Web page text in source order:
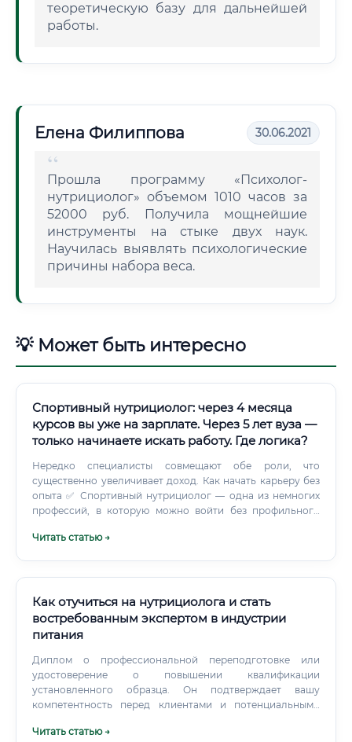
теоретическую базу для дальнейшей
работы.
Елена Филиппова 30.06.2021
Прошла программу «Психолог-
нутрициолог» объемом 1010 часов за
52000 руб. Получила мощнейшие
инструменты на стыке двух наук.
Научилась выявлять психологические
причины набора веса.
💡 Может быть интересно
Спортивный нутрициолог: через 4 месяца
курсов вы уже на зарплате. Через 5 лет вуза —
только начинаете искать работу. Где логика?
Нередко специалисты совмещают обе роли, что
существенно увеличивает доход. Как начать карьеру без
опыта ✅ Спортивный нутрициолог — одна из немногих
профессий, в которую можно войти без профильного
подтверждается тем, что данная деятельность не
Читать статью →
Как отучиться на нутрициолога и стать
востребованным экспертом в индустрии
питания
Диплом о профессиональной переподготовке или
удостоверение о повышении квалификации
установленного образца. Он подтверждает вашу
компетентность перед клиентами и потенциальными
Читать статью →